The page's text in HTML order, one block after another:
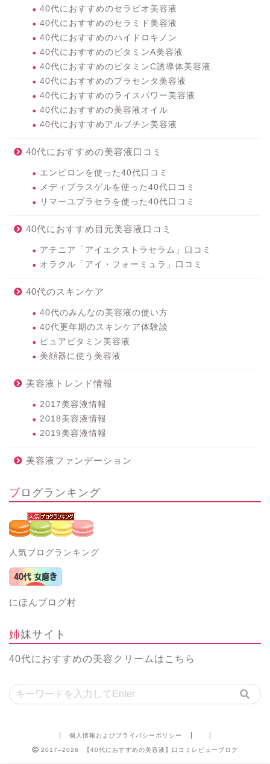
40代におすすめのセラビオ美容液
40代におすすめのセラミド美容液
40代におすすめのハイドロキノン
40代におすすめのビタミンA美容液
40代におすすめのビタミンC誘導体美容液
40代におすすめのプラセンタ美容液
40代におすすめのライスパワー美容液
40代におすすめの美容液オイル
40代におすすめアルブチン美容液
40代におすすめの美容液口コミ
エンビロンを使った40代口コミ
メディプラスゲルを使った40代口コミ
リマーユプラセラを使った40代口コミ
40代におすすめ目元美容液口コミ
アテニア「アイエクストラセラム」口コミ
オラクル「アイ・フォーミュラ」口コミ
40代のスキンケア
40代のみんなの美容液の使い方
40代更年期のスキンケア体験談
ピュアビタミン美容液
美顔器に使う美容液
美容液トレンド情報
2017美容液情報
2018美容液情報
2019美容液情報
美容液ファンデーション
ブログランキング
人気ブログランキング
にほんブログ村
姉妹サイト
40代におすすめの美容クリーム はこちら
個人情報およびプライバシーポリシー
2017–2026 【40代におすすめの美容液】口コミレビューブログ